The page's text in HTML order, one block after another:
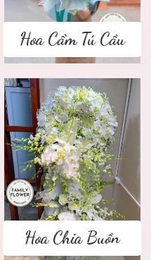
Hoa Cẩm Tú Cầu
Hoa Chia Buồn